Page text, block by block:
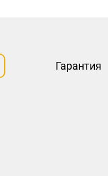
Гарантия